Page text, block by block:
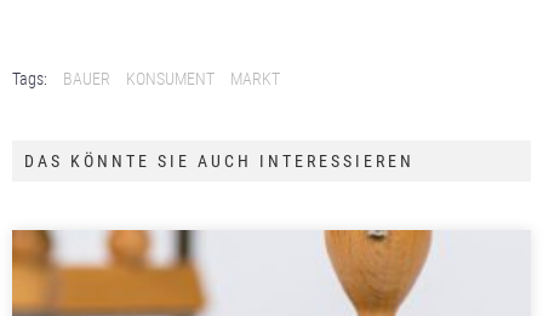
Tags: BAUER KONSUMENT MARKT
DAS KÖNNTE SIE AUCH INTERESSIEREN